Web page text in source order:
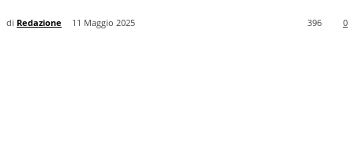
di Redazione 11 Maggio 2025 0
396